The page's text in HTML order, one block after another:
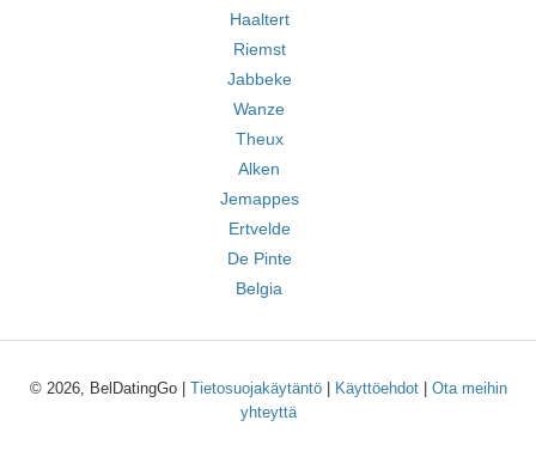
Haaltert
Riemst
Jabbeke
Wanze
Theux
Alken
Jemappes
Ertvelde
De Pinte
Belgia
© 2026, BelDatingGo | Tietosuojakäytäntö| Käyttöehdot| Ota meihin
yhteyttä